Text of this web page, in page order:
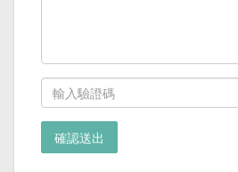
確認送出